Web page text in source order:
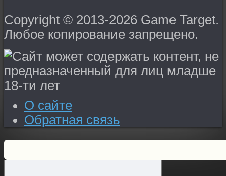
Copyright © 2013-2026 Game Target.
Любое копирование запрещено.
О сайте
Обратная связь